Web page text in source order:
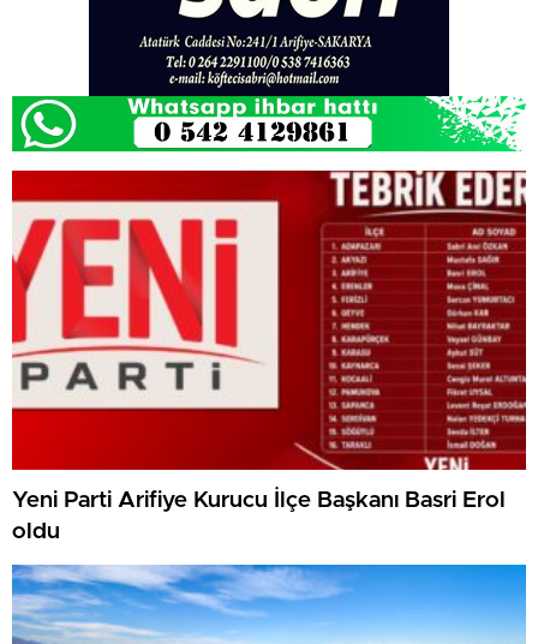
Yeni Parti Arifiye Kurucu İlçe Başkanı Basri Erol
oldu